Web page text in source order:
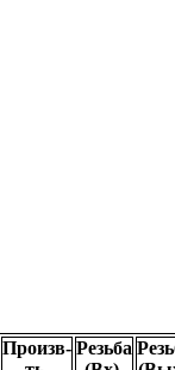
Произв- Резьба